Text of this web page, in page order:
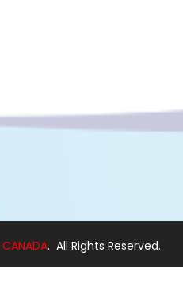
CANADA. All Rights Reserved.